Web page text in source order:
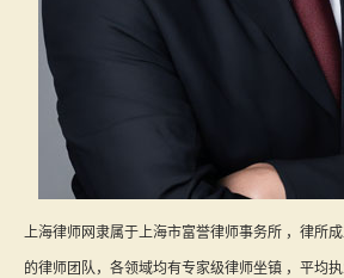
上海律师网隶属于上海市富誉律师事务所 ，律所
的律师团队，各领域均有专家级律师坐镇 ，平均